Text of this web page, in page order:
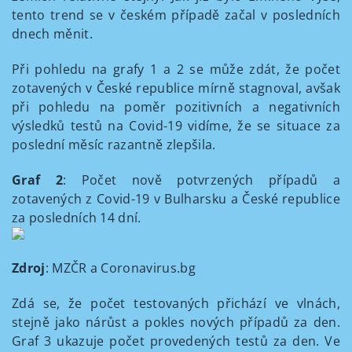
tento trend se v českém případě začal v posledních
dnech měnit.
Při pohledu na grafy 1 a 2 se může zdát, že počet
zotavených v České republice mírně stagnoval, avšak
při pohledu na poměr pozitivních a negativních
výsledků testů na Covid-19 vidíme, že se situace za
poslední měsíc razantně zlepšila.
Graf 2: Počet nově potvrzených případů a
zotavených z Covid-19 v Bulharsku a České republice
za posledních 14 dní.
Zdroj: MZČR a Coronavirus.bg
Zdá se, že počet testovaných přichází ve vlnách,
stejně jako nárůst a pokles nových případů za den.
Graf 3 ukazuje počet provedených testů za den. Ve